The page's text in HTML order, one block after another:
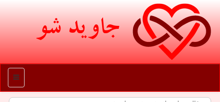
جاوید شو
منو